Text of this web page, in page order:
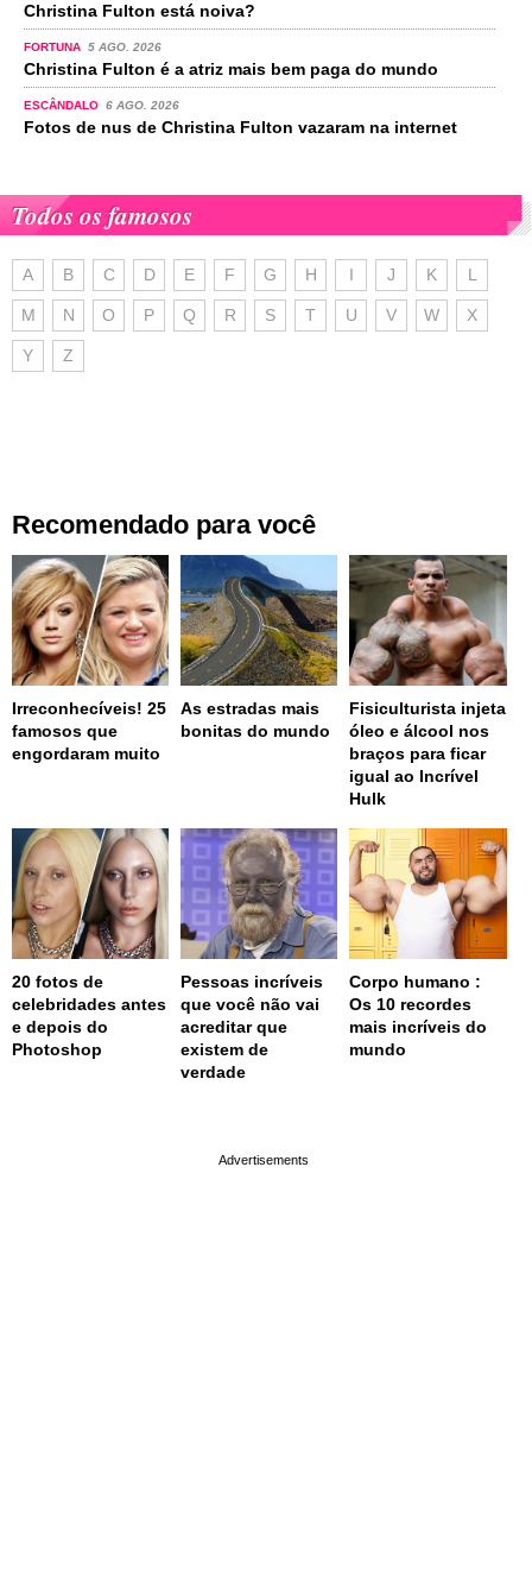
Christina Fulton está noiva?
FORTUNA 5 AGO. 2026
Christina Fulton é a atriz mais bem paga do mundo
ESCÂNDALO 6 AGO. 2026
Fotos de nus de Christina Fulton vazaram na internet
Todos os famosos
A B C D E F G H I J K L
M N O P Q R S T U V W X
Y Z
Recomendado para você
Irreconhecíveis! 25
famosos que
engordaram muito
As estradas mais
bonitas do mundo
Fisiculturista injeta
óleo e álcool nos
braços para ficar
igual ao Incrível
Hulk
20 fotos de
celebridades antes
e depois do
Photoshop
Pessoas incríveis
que você não vai
acreditar que
existem de
verdade
Corpo humano :
Os 10 recordes
mais incríveis do
mundo